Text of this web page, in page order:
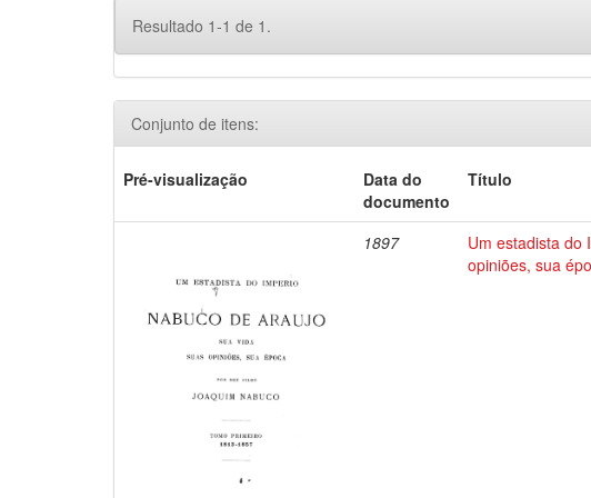
Resultado 1-1 de 1.
Conjunto de itens:
Pré-visualização
Data do
documento
Título
1897
Um estadista do
opiniões, sua